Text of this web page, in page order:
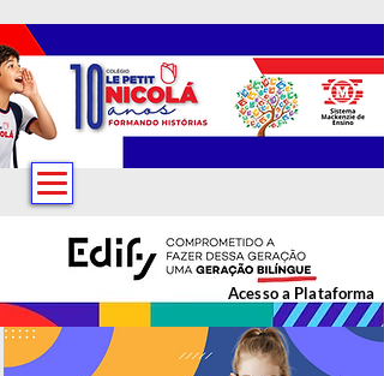
Acesso a Plataforma